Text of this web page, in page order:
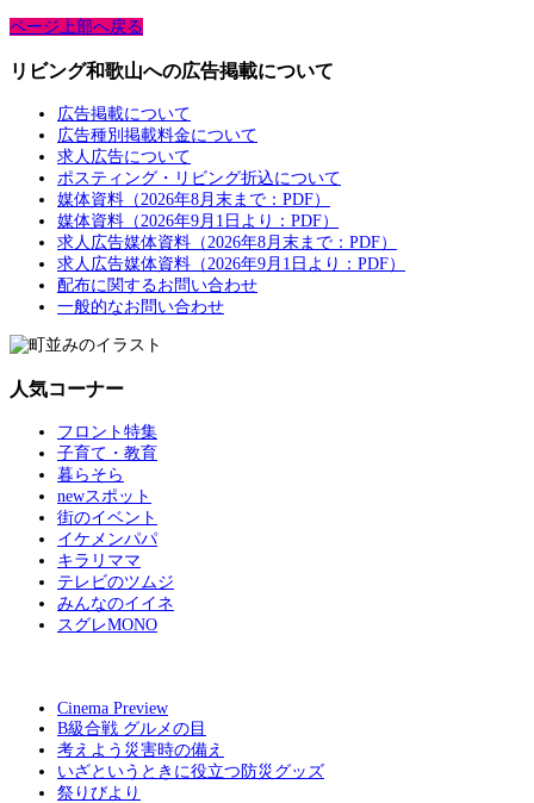
ページ上部へ戻る
リビング和歌山への広告掲載について
広告掲載について
広告種別掲載料金について
求人広告について
ポスティング・リビング折込について
媒体資料（2026年8月末まで：PDF）
媒体資料（2026年9月1日より：PDF）
求人広告媒体資料（2026年8月末まで：PDF）
求人広告媒体資料（2026年9月1日より：PDF）
配布に関するお問い合わせ
一般的なお問い合わせ
人気コーナー
フロント特集
子育て・教育
暮らそら
newスポット
街のイベント
イケメンパパ
キラリママ
テレビのツムジ
みんなのイイネ
スグレMONO
Cinema Preview
B級合戦 グルメの目
考えよう災害時の備え
いざというときに役立つ防災グッズ
祭りびより